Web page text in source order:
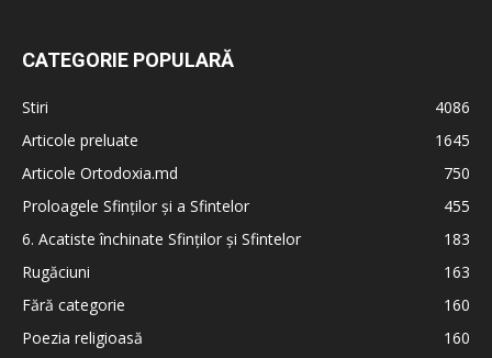
CATEGORIE POPULARĂ
Stiri
4086
Articole preluate
1645
Articole Ortodoxia.md
750
Proloagele Sfinților și a Sfintelor
455
6. Acatiste închinate Sfinților și Sfintelor
183
Rugăciuni
163
Fără categorie
160
Poezia religioasă
160